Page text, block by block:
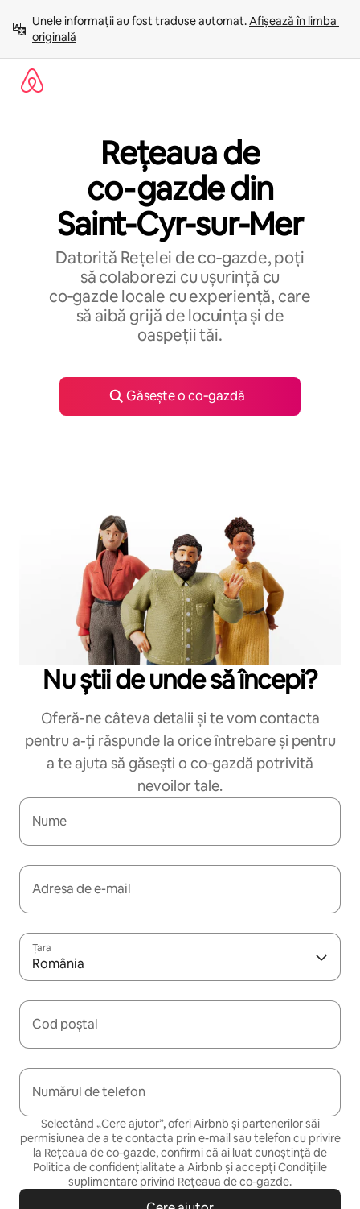
mergi
la
conținut
Unele informații au fost traduse automat. Afișează în limba
originală
Rețeaua de
co‑gazde din
Saint-Cyr-sur-Mer
Datorită Rețelei de co‑gazde, poți
să colaborezi cu ușurință cu
co‑gazde locale cu experiență, care
să aibă grijă de locuința și de
oaspeții tăi.
Găsește o co‑gazdă
Nu știi de unde să începi?
Oferă-ne câteva detalii și te vom contacta
pentru a-ți răspunde la orice întrebare și pentru
a te ajuta să găsești o co‑gazdă potrivită
nevoilor tale.
Nume
Adresa de e-mail
Țara
România
Cod poștal
Numărul de telefon
Selectând „Cere ajutor”, oferi Airbnb și partenerilor săi
permisiunea de a te contacta prin e-mail sau telefon cu privire
la Rețeaua de co‑gazde, confirmi că ai luat cunoștință de
Politica de confidențialitatea Airbnb și accepțiCondițiile
suplimentare privind Rețeaua de co‑gazde.